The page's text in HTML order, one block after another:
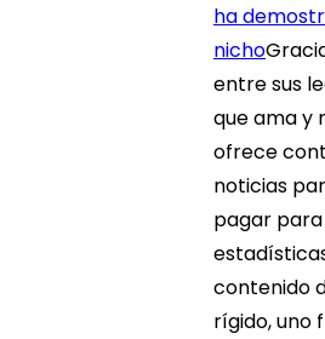
ha
nicho
entre sus
que ama y
ofrece
noticias
pagar
contenido
rígido, uno